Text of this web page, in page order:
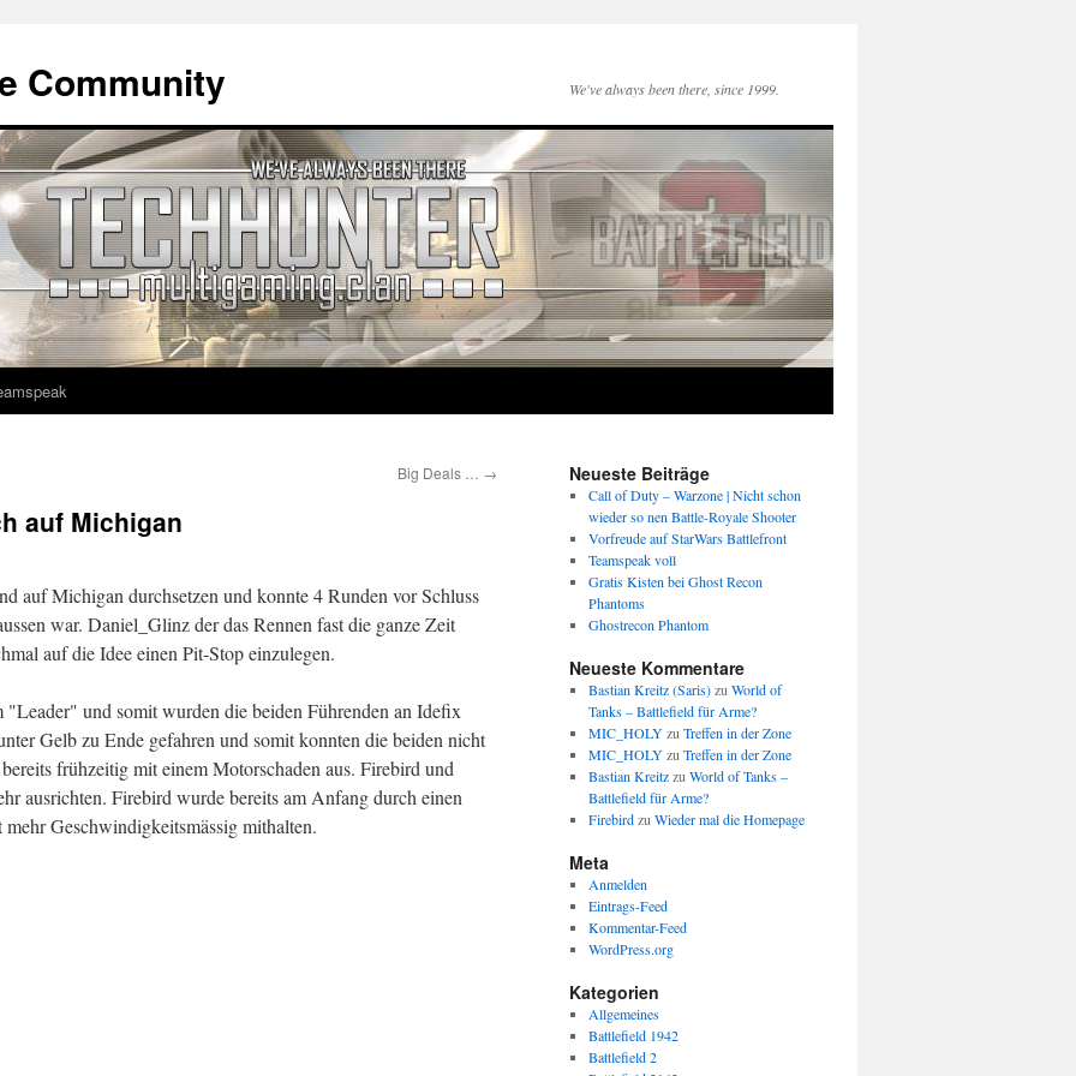
Community We've always been there, since 1999.
Big Deals … →
auf Michigan
auf Michigan durchsetzen und konnte 4 Runden vor Schluss
war. Daniel_Glinz der das Rennen fast die ganze Zeit
auf die Idee einen Pit-Stop einzulegen.
und somit wurden die beiden Führenden an Idefix
Gelb zu Ende gefahren und somit konnten die beiden nicht
frühzeitig mit einem Motorschaden aus. Firebird und
ausrichten. Firebird wurde bereits am Anfang durch einen
Geschwindigkeitsmässig mithalten.
Neueste Beiträge
Call of Duty – Warzone | Nicht schon
wieder so nen Battle-Royale Shooter
Vorfreude auf StarWars Battlefront
Teamspeak voll
Gratis Kisten bei Ghost Recon
Phantoms
Ghostrecon Phantom
Neueste Kommentare
Bastian Kreitz (Saris)zu World of
Tanks – Battlefield für Arme?
MIC_HOLYzu Treffen in der Zone
MIC_HOLYzu Treffen in der Zone
Bastian Kreitzzu World of Tanks –
Battlefield für Arme?
Firebirdzu Wieder mal die Homepage
Meta
Anmelden
Eintrags-Feed
Kommentar-Feed
WordPress.org
Kategorien
Allgemeines
Battlefield 1942
Battlefield 2